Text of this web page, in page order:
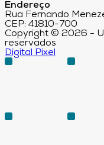
Endereço
Rua Fernando
CEP: 41810-700
Copyright © 2026 -
reservados
Digital Pixel